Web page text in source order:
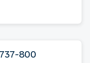
800